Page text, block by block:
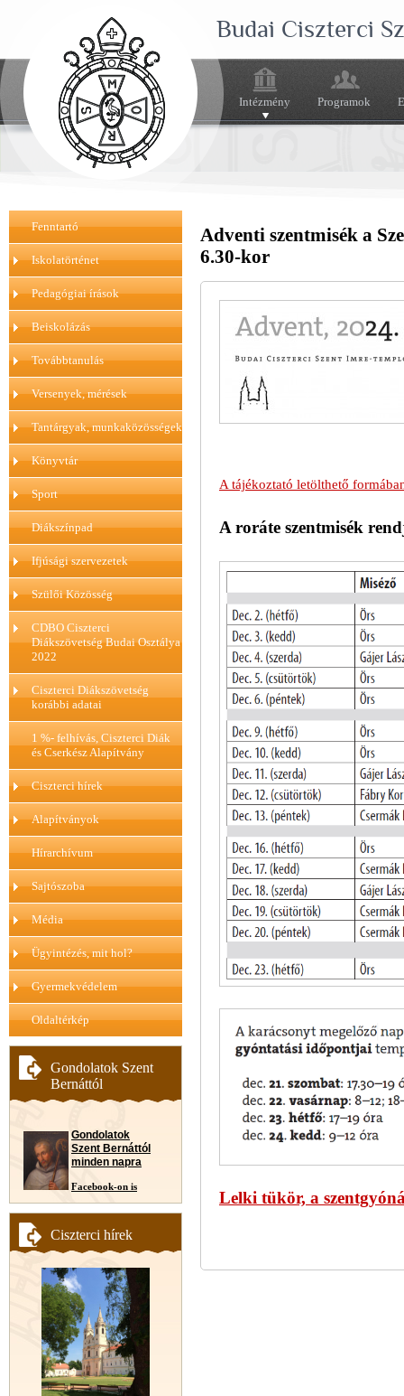
Budai Ciszterci
Intézmény Programok
Fenntartó
Iskolatörténet
Pedagógiai írások
Beiskolázás
Továbbtanulás
Versenyek, mérések
Tantárgyak, munkaközösségek
Könyvtár
Sport
Diákszínpad
Ifjúsági szervezetek
Szülői Közösség
CDBO Ciszterci
Diákszövetség Budai Osztálya
2022
Ciszterci Diákszövetség
korábbi adatai
1 %- felhívás, Ciszterci Diák
és Cserkész Alapítvány
Ciszterci hírek
Alapítványok
Hírarchívum
Sajtószoba
Média
Ügyintézés, mit hol?
Gyermekvédelem
Oldaltérkép
Gondolatok Szent
Bernáttól
Gondolatok
Szent Bernáttól
minden napra
Facebook-on is
Ciszterci hírek
Adventi szentmisék a
6.30-kor
A tájékoztató letölthető
A roráte szentmisék
Lelki tükör, a